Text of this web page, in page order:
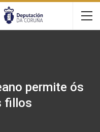
permite ós
fillos